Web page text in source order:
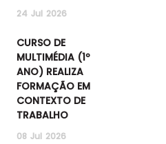
24 Jul 2026
CURSO DE
MULTIMÉDIA (1º
ANO) REALIZA
FORMAÇÃO EM
CONTEXTO DE
TRABALHO
08 Jul 2026